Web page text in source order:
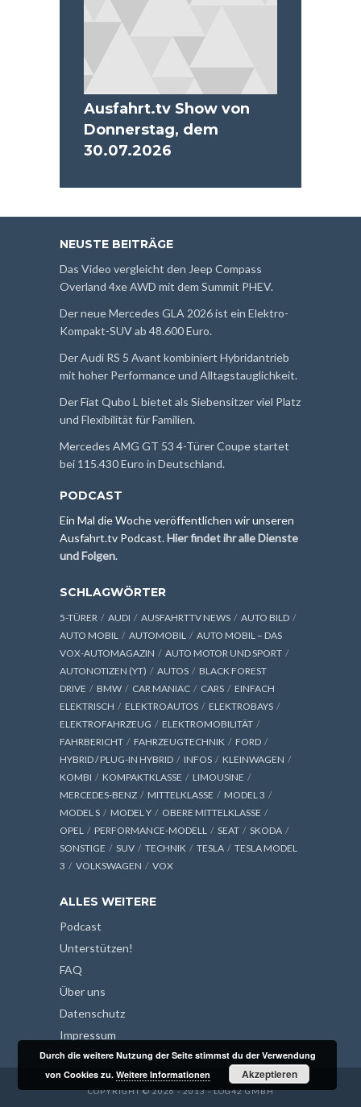
Ausfahrt.tv Show von
Donnerstag, dem
30.07.2026
NEUSTE BEITRÄGE
Das Video vergleicht den Jeep Compass
Overland 4xe AWD mit dem Summit PHEV.
Der neue Mercedes GLA 2026 ist ein Elektro-
Kompakt-SUV ab 48.600 Euro.
Der Audi RS 5 Avant kombiniert Hybridantrieb
mit hoher Performance und Alltagstauglichkeit.
Der Fiat Qubo L bietet als Siebensitzer viel Platz
und Flexibilität für Familien.
Mercedes AMG GT 53 4-Türer Coupe startet
bei 115.430 Euro in Deutschland.
PODCAST
Ein Mal die Woche veröffentlichen wir unseren
Ausfahrt.tv Podcast.Hier findet ihr alle Dienste
und Folgen.
SCHLAGWÖRTER
5-TÜRER AUDI AUSFAHRTTV NEWS
AUTO BILD
AUTO MOBIL
AUTOMOBIL
AUTO MOBIL – DAS
VOX-AUTOMAGAZIN
AUTO MOTOR UND SPORT
AUTONOTIZEN (YT)
AUTOS
BLACK FOREST
DRIVE
BMW CAR MANIAC CARS
EINFACH
ELEKTRISCH
ELEKTROAUTOS
ELEKTROBAYS
ELEKTROFAHRZEUG
ELEKTROMOBILITÄT
FAHRBERICHT
FAHRZEUGTECHNIK
FORD
HYBRID / PLUG-IN HYBRID
INFOS
KLEINWAGEN
KOMBI
KOMPAKTKLASSE
LIMOUSINE
MERCEDES-BENZ
MITTELKLASSE
MODEL 3
MODEL S
MODEL Y
OBERE MITTELKLASSE
OPEL
PERFORMANCE-MODELL SEAT
SKODA
SONSTIGE
SUV TECHNIK TESLA
TESLA MODEL
3
VOLKSWAGEN VOX
ALLES WEITERE
Podcast
Unterstützen!
FAQ
Über uns
Datenschutz
Impressum
COPYRIGHT © 2026 - 2013 - LOG42 GMBH
Durch die weitere Nutzung der Seite stimmst du der Verwendung
von Cookies zu.Weitere Informationen Akzeptieren